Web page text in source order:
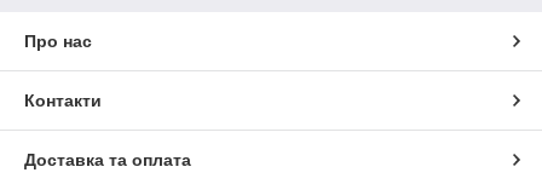
Про нас
Контакти
Доставка та оплата